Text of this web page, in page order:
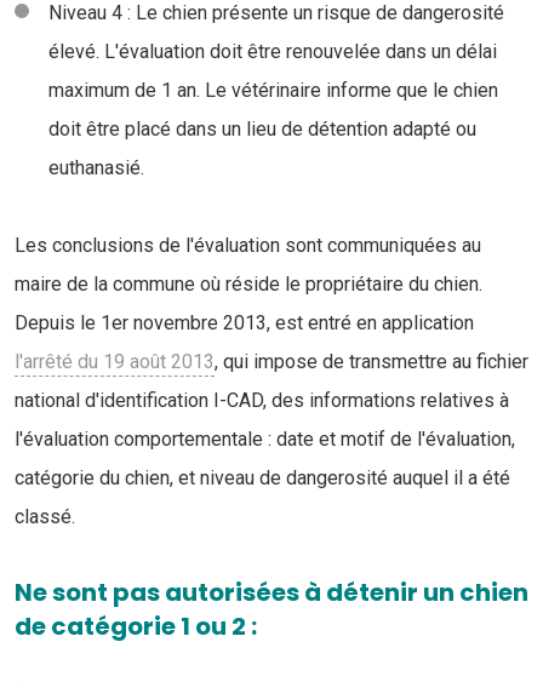
Niveau 4 : Le chien présente un risque de dangerosité
élevé. L'évaluation doit être renouvelée dans un délai
maximum de 1 an. Le vétérinaire informe que le chien
doit être placé dans un lieu de détention adapté ou
euthanasié.
Les conclusions de l'évaluation sont communiquées au
maire de la commune où réside le propriétaire du chien.
Depuis le 1er novembre 2013, est entré en application
l'arrêté du 19 août 2013, qui impose de transmettre au fichier
national d'identification I-CAD, des informations relatives à
l'évaluation comportementale : date et motif de l'évaluation,
catégorie du chien, et niveau de dangerosité auquel il a été
classé.
Ne sont pas autorisées à détenir un chien
de catégorie 1 ou 2 :